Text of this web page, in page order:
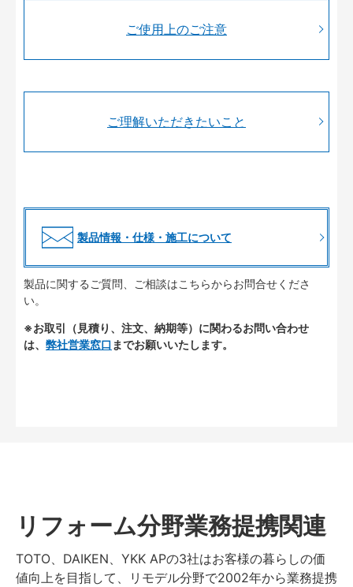
ご使用上のご注意
ご理解いただきたいこと
製品情報・仕様・施工について
製品に関するご質問、ご相談はこちらからお問合せくださ
い。
※お取引（見積り、注文、納期等）に関わるお問い合わせ
は、 弊社営業窓口 までお願いいたします。
リフォーム分野業務提携関連
TOTO、DAIKEN、YKK APの3社はお客様の暮らしの価
値向上を目指して、リモデル分野で2002年から業務提携